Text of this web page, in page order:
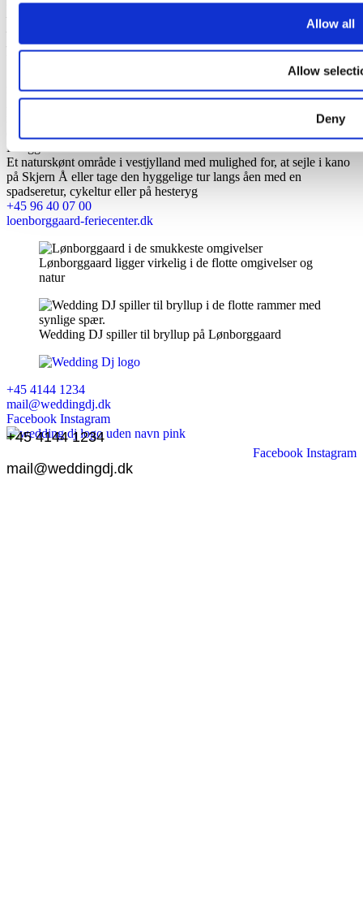
Allow all
Allow
Deny
– Konferencefaciliteter
15 soveværelser med dobbeltsenge med egen udgang til stor terasse,
med udsigt til rådyrene og fiskehejren i vandkanten.
Alle værelser er indrettet med eget bad og toilet. 2 værelser er store
med ekstra brede døre samt specialindrettede badeværelser, og
Beliggenhed:
Et naturskønt område i vestjylland med mulighed for, at sejle i kano
på Skjern Å eller tage den hyggelige tur langs åen med en
spadseretur, cykeltur eller på hesteryg
+45 96 40 07 00
loenborggaard-feriecenter.dk
Lønborggaard​ ligger virkelig i de flotte omgivelser og
natur
Wedding DJ spiller til bryllup på Lønborggaard​
+45 4144 1234
mail@weddingdj.dk
Facebook Instagram
+45 4144 1234
Facebook Instagram
mail@weddingdj.dk